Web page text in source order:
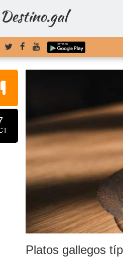
Destino.gal
Platos gallegos